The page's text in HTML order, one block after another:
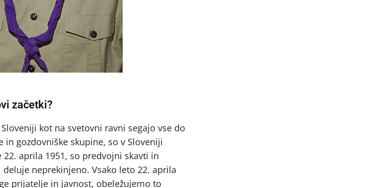
začetki?
kot na svetovni ravni segajo vse do
gozdovniške skupine, so v Sloveniji
aprila 1951, so predvojni skavti in
neprekinjeno. Vsako leto 22. aprila
prijatelje in javnost, obeležujemo to